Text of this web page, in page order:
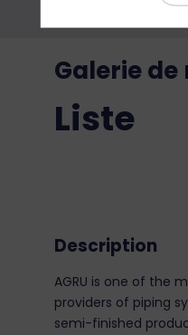
Galerie
Liste
Description
AGRU is one of the
providers of piping
semi-finished